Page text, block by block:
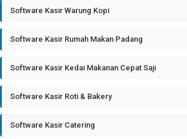
Software Kasir Warung Kopi
Software Kasir Rumah Makan Padang
Software Kasir Kedai Makanan Cepat Saji
Software Kasir Roti & Bakery
Software Kasir Catering